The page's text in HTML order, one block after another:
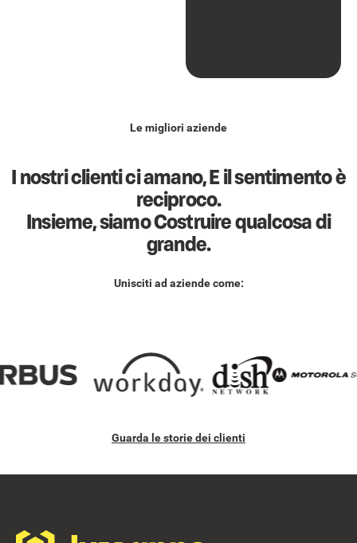
Le migliori aziende
I nostri clienti ci amano, E il sentimento è
reciproco.
Insieme, siamo Costruire qualcosa di
grande.
Unisciti ad aziende come:
Guarda le storie dei clienti